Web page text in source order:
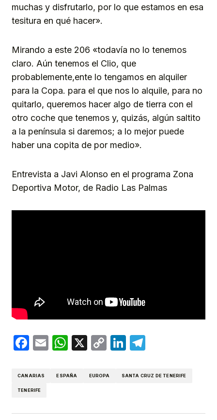
muchas y disfrutarlo, por lo que estamos en esa
tesitura en qué hacer».
Mirando a este 206 «todavía no lo tenemos
claro. Aún tenemos el Clio, que
probablemente,ente lo tengamos en alquiler
para la Copa. para el que nos lo alquile, para no
quitarlo, queremos hacer algo de tierra con el
otro coche que tenemos y, quizás, algún saltito
a la península si daremos; a lo mejor puede
haber una copita de por medio».
Entrevista a Javi Alonso en el programa Zona
Deportiva Motor, de Radio Las Palmas
Facebook
EmailWhatsApp
X
CopyLinkedIn
CANARIAS ESPAÑA EUROPA SANTA CRUZ DE TENERIFE
TENERIFE